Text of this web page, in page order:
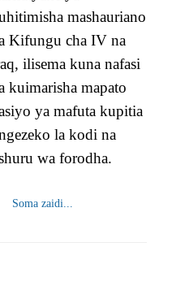
mashauriano
Kifungu cha IV na
ilisema kuna nafasi
kuimarisha mapato
ya mafuta kupitia
la kodi na
wa forodha.
Soma zaidi...